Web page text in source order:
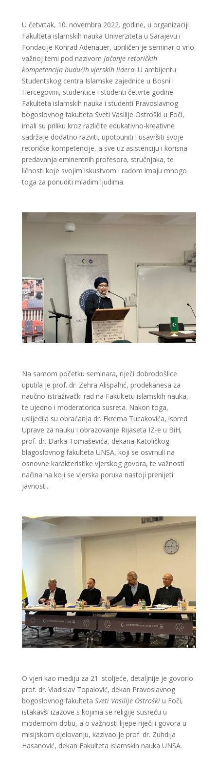
U četvrtak, 10. novembra 2022. godine, u organizaciji
Fakulteta islamskih nauka Univerziteta u Sarajevu i
Fondacije Konrad Adenauer, upriličen je seminar o vrlo
važnoj temi pod nazivom Jačanje retoričkih
kompetencija budućih vjerskih lidera. U ambijentu
Studentskog centra Islamske zajednice u Bosni i
Hercegovini, studentice i studenti četvrte godine
Fakulteta islamskih nauka i studenti Pravoslavnog
bogoslovnog fakulteta Sveti Vasilije Ostroški u Foči,
imali su priliku kroz različite edukativno-kreativne
sadržaje dodatno razviti, upotpuniti i usavršiti svoje
retoričke kompetencije, a sve uz asistenciju i korisna
predavanja eminentnih profesora, stručnjaka, te
ličnosti koje svojim iskustvom i radom imaju mnogo
toga za ponuditi mladim ljudima.
Na samom početku seminara, riječi dobrodošlice
uputila je prof. dr. Zehra Alispahić, prodekanesa za
naučno-istraživački rad na Fakultetu islamskih nauka,
te ujedno i moderatorica susreta. Nakon toga,
uslijedila su obraćanja dr. Ekrema Tucakovića, ispred
Uprave za nauku i obrazovanje Rijaseta IZ-e u BiH,
prof. dr. Darka Tomaševića, dekana Katoličkog
blagoslovnog fakulteta UNSA, koji se osvrnuli na
osnovne karakteristike vjerskog govora, te važnosti
načina na koji se vjerska poruka nastoji prenijeti
javnosti.
O vjeri kao mediju za 21. stoljeće, detaljnije je govorio
prof. dr. Vladislav Topalović, dekan Pravoslavnog
bogoslovnog fakulteta Sveti Vasilije Ostroškiu Foči,
istakavši izazove s kojima se religije susreću u
modernom dobu, a o važnosti lijepe riječi i govora u
misijskom djelovanju, kazivao je prof. dr. Zuhdija
Hasanović, dekan Fakulteta islamskih nauka UNSA.